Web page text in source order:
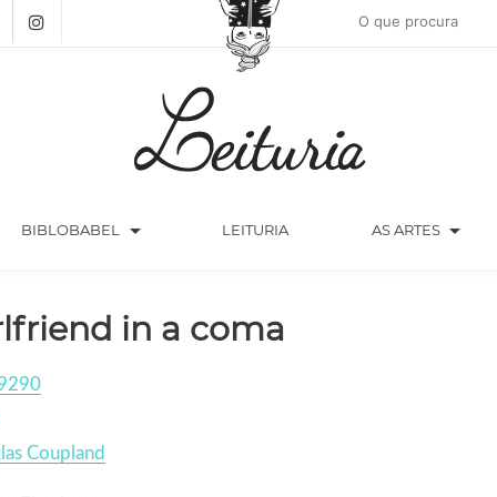
BIBLOBABEL arrow_drop_down LEITURIA AS ARTES arrow_drop_down
in a coma
Coupland